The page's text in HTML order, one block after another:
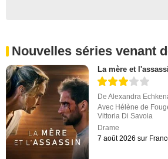
Nouvelles séries venant
La mère et
DeAlexandra
Avec Hélène de
Vittoria Di Savoia
Drame
7 août 2026 sur